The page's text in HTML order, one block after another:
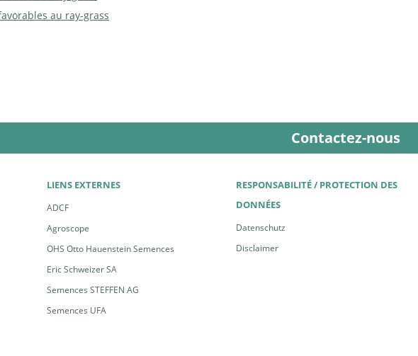
au ray-grass
Contactez-nous
LIENS EXTERNES
ADCF
Agroscope
OHS Otto Hauenstein Semences
Eric Schweizer SA
Semences STEFFEN AG
Semences UFA
RESPONSABILITÉ / PROTECTION DES
DONNÉES
Datenschutz
Disclaimer